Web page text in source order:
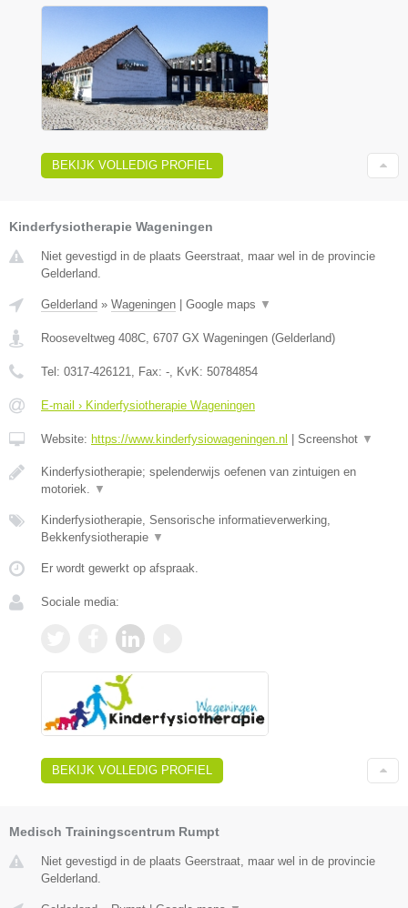
BEKIJK VOLLEDIG PROFIEL
Kinderfysiotherapie Wageningen
Niet gevestigd in de plaats Geerstraat, maar wel in de provincie
Gelderland.
Gelderland » Wageningen | Google maps ▼
Rooseveltweg 408C 6707 GX Wageningen (Gelderland)
Tel: 0317-426121 , Fax: - , KvK: 50784854
E-mail › Kinderfysiotherapie Wageningen
Website: https://www.kinderfysiowageningen.nl | Screenshot ▼
Kinderfysiotherapie; spelenderwijs oefenen van zintuigen en
motoriek.
▼
Kinderfysiotherapie, Sensorische informatieverwerking,
Bekkenfysiotherapie ▼
Er wordt gewerkt op afspraak.
Sociale media:
BEKIJK VOLLEDIG PROFIEL
Medisch Trainingscentrum Rumpt
Niet gevestigd in de plaats Geerstraat, maar wel in de provincie
Gelderland.